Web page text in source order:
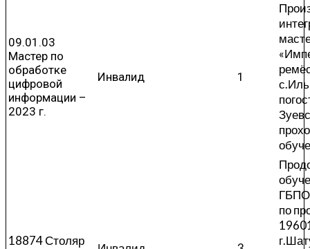
09.01.03
Мастер по
обработке
цифровой
информации –
2023 г.
Инвалид 1
18874 Столяр
по